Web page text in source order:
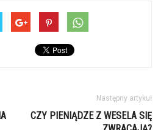
Następny artykuł
CZY PIENIĄDZE Z WESELA SIĘ